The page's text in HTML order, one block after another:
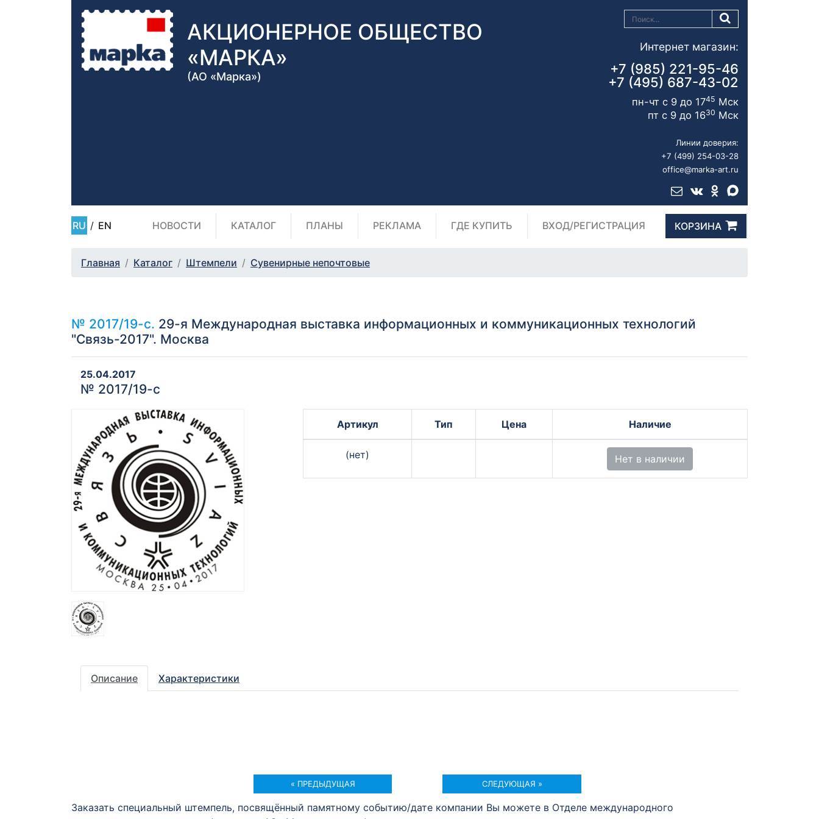
АКЦИОНЕРНОЕ ОБЩЕСТВО
«МАРКА»
(АО «Марка»)
Интернет магазин:
+7 (985) 221-95-46
+7 (495) 687-43-02
пн-чт с 9 до 1745 Мск
пт с 9 до 1630 Мск
Линии доверия:
+7 (499) 254-03-28
office@marka-art.ru
RU / EN НОВОСТИ КАТАЛОГ ПЛАНЫ РЕКЛАМА ГДЕ КУПИТЬ ВХОД/РЕГИСТРАЦИЯ КОРЗИНА
Главная Каталог Штемпели Сувенирные непочтовые
№ 2017/19-с. 29-я Международная выставка информационных и коммуникационных технологий
"Связь-2017". Москва
25.04.2017
№ 2017/19-с
Артикул Тип Цена Наличие
(нет) Нет в наличии
Описание Характеристики
« ПРЕДЫДУЩАЯ СЛЕДУЮЩАЯ »
Заказать специальный штемпель, посвящённый памятному событию/дате компании Вы можете в Отделе международного